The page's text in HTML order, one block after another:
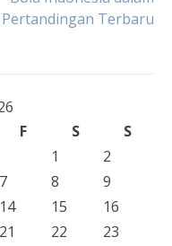
Pertandingan Terbaru
F S
S
1
2
7 8
9
14 15
16
21 22
23